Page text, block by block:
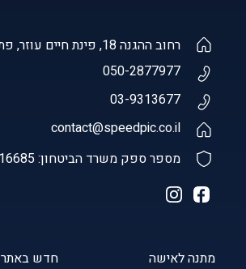
מתנה לאישה
חדש באתר
רחוב ההגנה 18, פינת חיים עוזר, פתח תקווה
050-2877977
03-9313677
contact@speedpic.co.il
מספר ספק משרד הביטחון: 0011016685